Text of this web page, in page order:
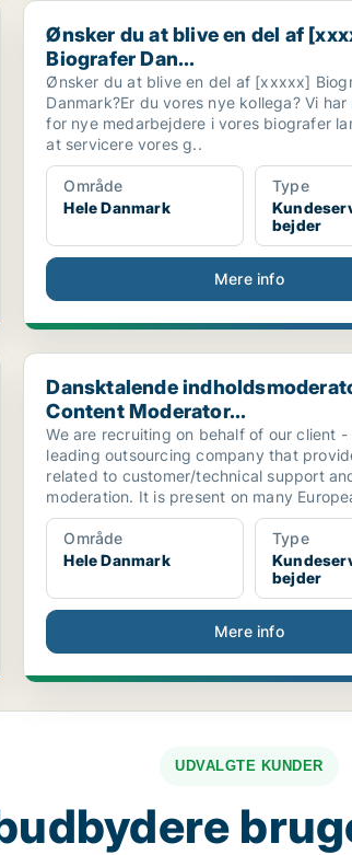
Ønsker du at blive en del af [xxxxx]
Ønsker du at blive en del af
Biografer Dan...
Ønsker du at blive en del af [xxxxx]
Danmark?Er du vores nye kollega? Vi
for nye medarbejdere i vores biografer
at servicere vores g..
Område
Hele Danmark
Type
bejder
Mere info
Dansktalende indholdsmoderator -
Dansktalende
Content Moderator...
We are recruiting on behalf of our client -
leading outsourcing company that
related to customer/technical support
moderation. It is present on many
Område
Hele Danmark
Type
bejder
Mere info
UDVALGTE KUNDER